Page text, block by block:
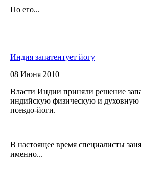
По его...
Индия запатентует йогу
08 Июня 2010
Власти Индии приняли решение
индийскую физическую и духовную
псевдо-йоги.
В настоящее время специалисты
именно...